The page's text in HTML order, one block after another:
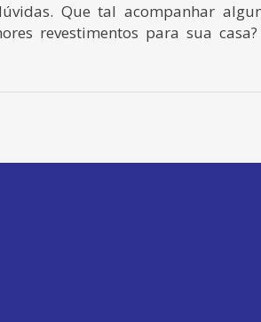
Que tal acompanhar
revestimentos para sua casa?